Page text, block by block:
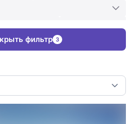
123 клубные дома
фильтр 3